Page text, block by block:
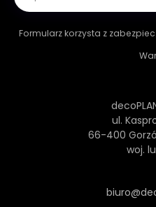
Formularz korzysta z
ul.
66-400
woj.